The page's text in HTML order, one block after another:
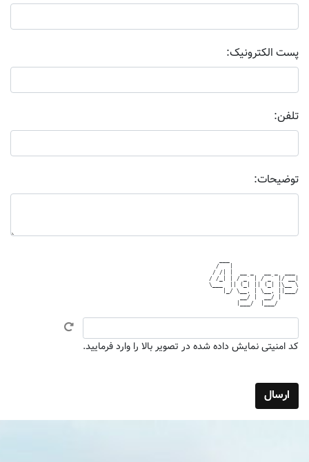
پست الکترونیک:
تلفن:
توضیحات:
  /   |
/ /| |  __ _   __ _  ___
/ /_| | / _` | / _` |/ __|
\___  || (_| || (_| |\__ \
    |_/ \__, | \__, ||___/
         __/ |  __/ |
کد امنیتی نمایش داده شده در تصویر بالا را وارد فرمایید.